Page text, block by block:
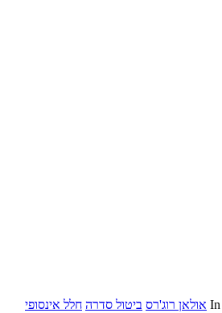
In אולאן רוג'רס ביטול סדרה חלל אינסופי